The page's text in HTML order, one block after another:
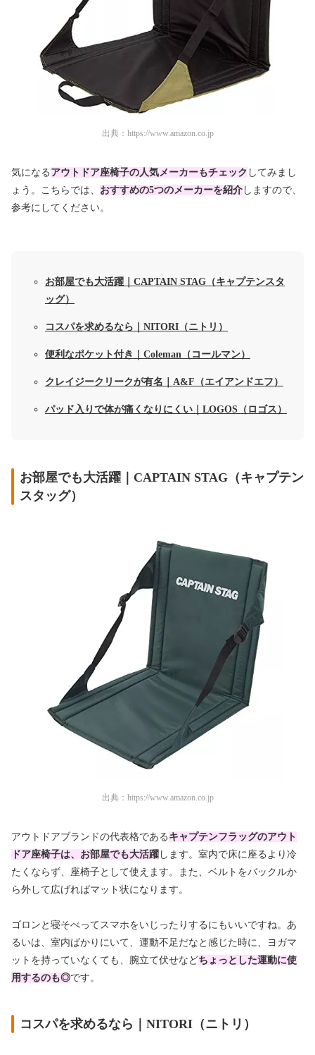
出典： https://www.amazon.co.jp
気になる アウトドア座椅子の人気メーカーもチェック してみまし
ょう。こちらでは、 おすすめの5つのメーカーを紹介 しますので、
参考にしてください。
お部屋でも大活躍｜CAPTAIN STAG（キャプテンスタ
ッグ）
コスパを求めるなら｜NITORI（ニトリ）
便利なポケット付き｜Coleman（コールマン）
クレイジークリークが有名｜A&F（エイアンドエフ）
パッド入りで体が痛くなりにくい｜LOGOS（ロゴス）
お部屋でも大活躍｜CAPTAIN STAG（キャプテン
スタッグ）
出典： https://www.amazon.co.jp
アウトドアブランドの代表格である キャプテンフラッグのアウト
ドア座椅子は、お部屋でも大活躍 します。室内で床に座るより冷
たくならず、座椅子として使えます。また、ベルトをバックルか
ら外して広げればマット状になります。
ゴロンと寝そべってスマホをいじったりするにもいいですね。あ
るいは、室内ばかりにいて、運動不足だなと感じた時に、ヨガマ
ットを持っていなくても、腕立て伏せなどちょっとした運動に使
用するのも◎です。
コスパを求めるなら｜NITORI（ニトリ）